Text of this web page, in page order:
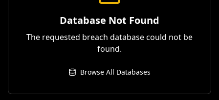
Database Not Found
The requested breach database could not be
found.
Browse All Databases